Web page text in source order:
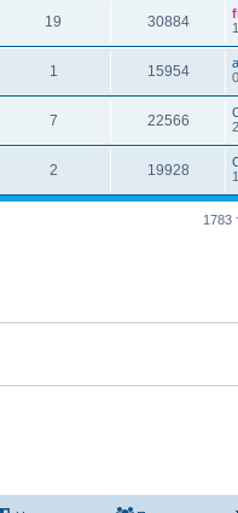
19 30884
1 15954
7 22566
2 19928
1783